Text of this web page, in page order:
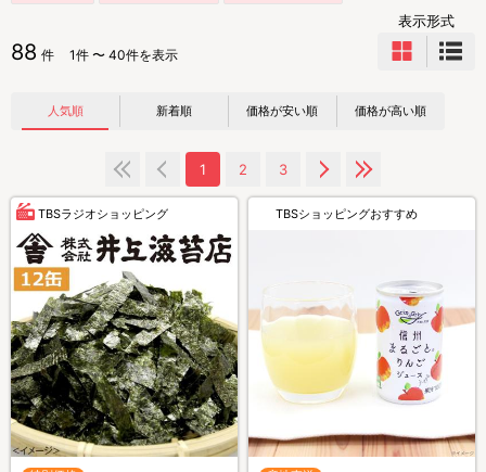
88 件 1件 〜 40件を表示
表示形式
人気順 新着順 価格が安い順 価格が高い順
1 2 3
TBSラジオショッピング TBSショッピングおすすめ